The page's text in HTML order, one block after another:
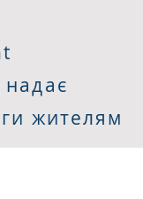
жителям